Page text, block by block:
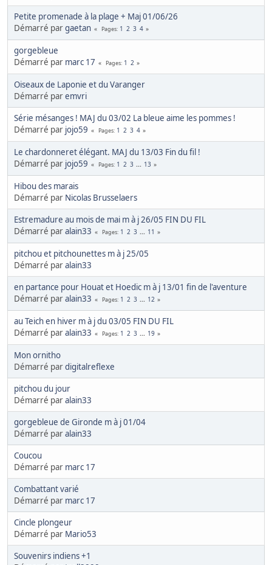
Petite promenade à la plage + Maj 01/06/26
Démarré pargaetan Pages 1 2 3 4
gorgebleue
Démarré par marc 17 Pages 1 2
Oiseaux de Laponie et du Varanger
Démarré paremvri
Série mésanges ! MAJ du 03/02 La bleue aime les pommes !
Démarré par jojo59 Pages 1 2 3 4
Le chardonneret élégant. MAJ du 13/03 Fin du fil !
Démarré par jojo59 Pages 1 2 3 ... 13
Hibou des marais
Démarré par Nicolas Brusselaers
Estremadure au mois de mai m à j 26/05 FIN DU FIL
Démarré paralain33 Pages 1 2 3 ... 11
pitchou et pitchounettes m à j 25/05
Démarré paralain33
en partance pour Houat et Hoedic m à j 13/01 fin de l'aventure
Démarré paralain33 Pages 1 2 3 ... 12
au Teich en hiver m à j du 03/05 FIN DU FIL
Démarré paralain33 Pages 1 2 3 ... 19
Mon ornitho
Démarré pardigitalreflexe
pitchou du jour
Démarré paralain33
gorgebleue de Gironde m à j 01/04
Démarré paralain33
Coucou
Démarré par marc 17
Combattant varié
Démarré par marc 17
Cincle plongeur
Démarré par Mario53
Souvenirs indiens +1